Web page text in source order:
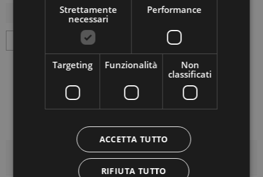
DETTAGLI DEL PRODOTTO
Strettamente
necessari
Performance
Targeting Funzionalità
Non
classificati
ACCETTA TUTTO
RIFIUTA TUTTO